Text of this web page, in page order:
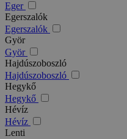
Eger
Egerszalók
Egerszalók
Györ
Györ
Hajdúszoboszló
Hajdúszoboszló
Hegykő
Hegykő
Hévíz
Hévíz
Lenti